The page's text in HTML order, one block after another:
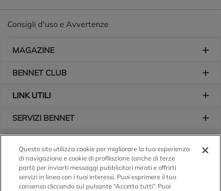
Consigli d'uso e Avvertenze
MAGAZINE
BENNET CLUB
LINK UTILI
SERVIZI BENNET
Logo Bennet
Seguici sui nostri canali
Questo sito utilizza cookie per migliorare la tua esperienza
di navigazione e cookie di profilazione (anche di terze
parti) per inviarti messaggi pubblicitari mirati e offrirti
servizi in linea con i tuoi interessi. Puoi esprimere il tuo
consenso cliccando sul pulsante “Accetta tutti”. Puoi